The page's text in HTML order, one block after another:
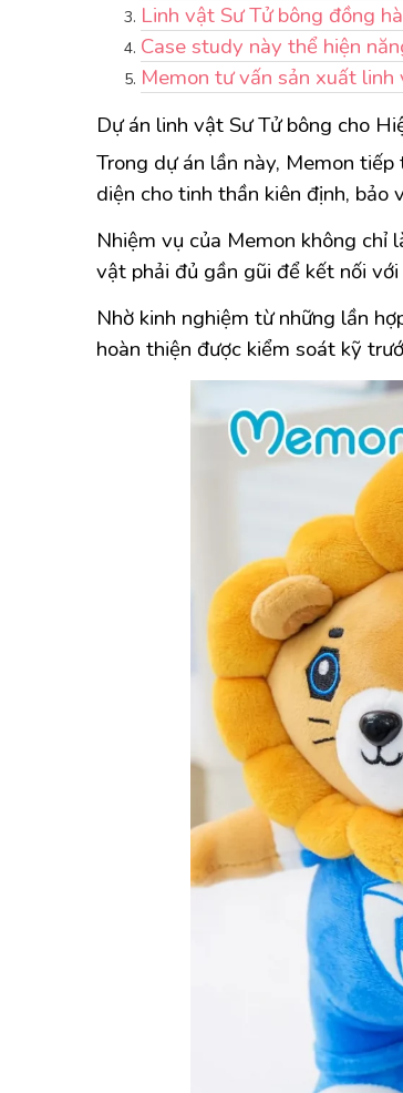
Linh vật Sư Tử bông đồng
Case study này thể hiện
Memon tư vấn sản xuất
Dự án linh vật Sư Tử bông cho
Trong dự án lần này, Memon
diện cho tinh thần kiên định, bảo
Nhiệm vụ của Memon không chỉ
vật phải đủ gần gũi để kết nối
Nhờ kinh nghiệm từ những lần
hoàn thiện được kiểm soát kỹ